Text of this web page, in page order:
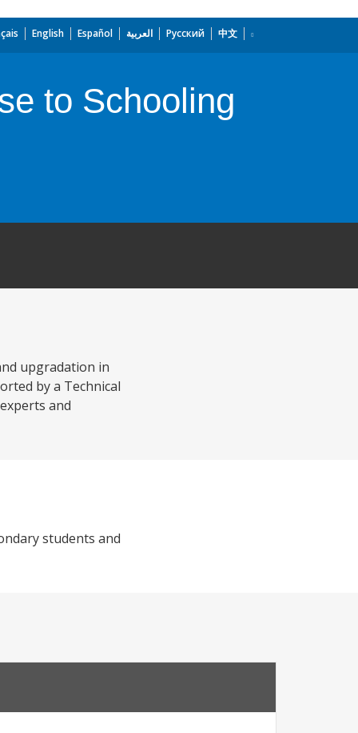
English Español العربية Русский 中文
to Schooling
upgradation in
by a Technical
and
students and